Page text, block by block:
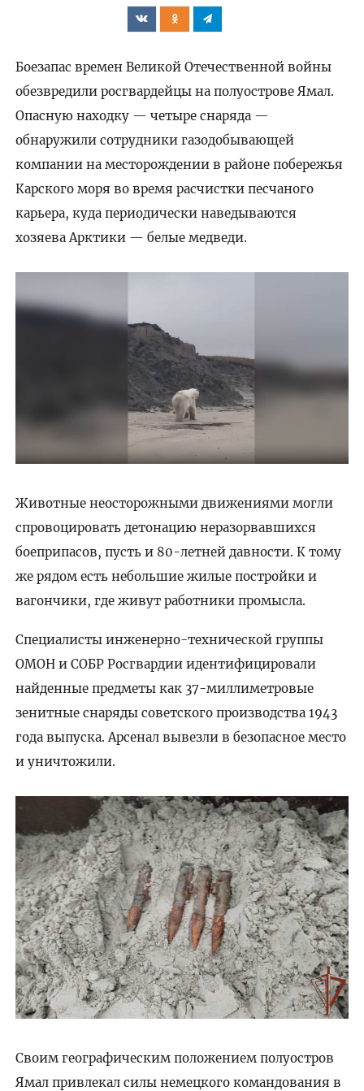
Боезапас времен Великой Отечественной войны
обезвредили росгвардейцы на полуострове Ямал.
Опасную находку — четыре снаряда —
обнаружили сотрудники газодобывающей
компании на месторождении в районе побережья
Карского моря во время расчистки песчаного
карьера, куда периодически наведываются
хозяева Арктики — белые медведи.
Животные неосторожными движениями могли
спровоцировать детонацию неразорвавшихся
боеприпасов, пусть и 80-летней давности. К тому
же рядом есть небольшие жилые постройки и
вагончики, где живут работники промысла.
Специалисты инженерно-технической группы
ОМОН и СОБР Росгвардии идентифицировали
найденные предметы как 37-миллиметровые
зенитные снаряды советского производства 1943
года выпуска. Арсенал вывезли в безопасное место
и уничтожили.
Своим географическим положением полуостров
Ямал привлекал силы немецкого командования в